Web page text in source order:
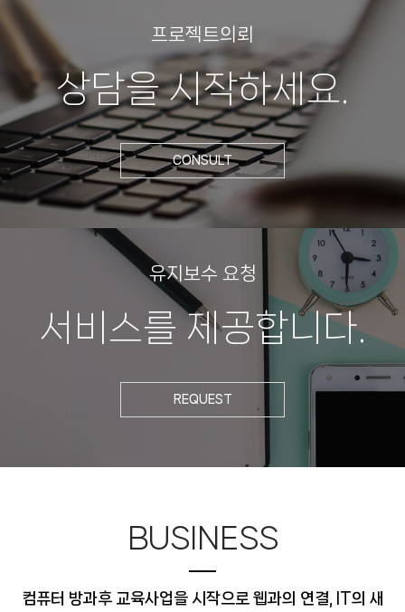
프로젝트의뢰
상담을 시작하세요.
CONSULT
유지보수 요청
서비스를 제공합니다.
REQUEST
BUSINESS
컴퓨터 방과후 교육사업을 시작으로 웹과의 연결, IT의 새